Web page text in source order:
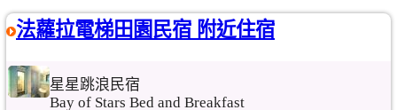
法蘿拉電梯田園民宿 附近住宿
星星跳浪民宿
Bay of Stars Bed and Breakfast